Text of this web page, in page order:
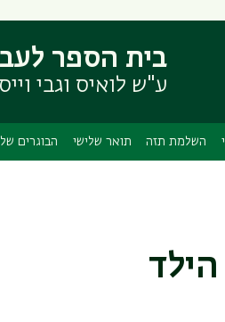
בית הספר
ע"ש לואיס וגבי
השלמת תזה תואר שלישי הבוגרים